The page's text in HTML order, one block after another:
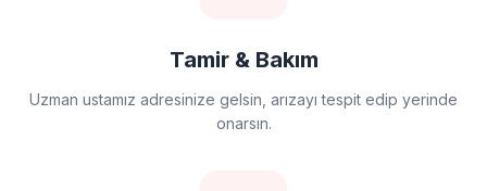
Tamir & Bakım
Uzman ustamız adresinize gelsin, arızayı tespit edip yerinde
onarsın.